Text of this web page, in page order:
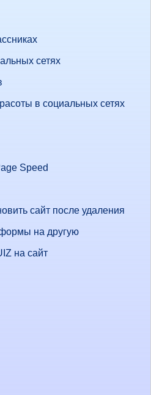
сетях
в социальных сетях
Speed
сайт после удаления
на другую
на сайт